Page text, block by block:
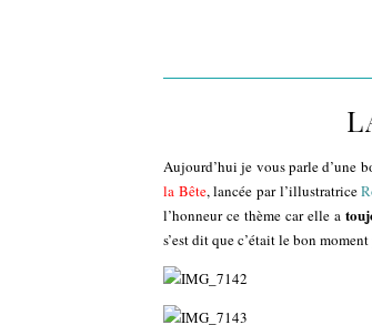
Aujourd’hui je vous parle d’une
la Bête, lancée par l’illustratrice
l’honneur ce thème car elle a
s’est dit que c’était le bon